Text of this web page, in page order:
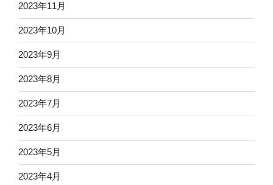
2023年11月
2023年10月
2023年9月
2023年8月
2023年7月
2023年6月
2023年5月
2023年4月